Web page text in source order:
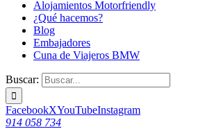
Alojamientos Motorfriendly
¿Qué hacemos?
Blog
Embajadores
Cuna de Viajeros BMW
Buscar:
FacebookXYouTubeInstagram
914 058 734